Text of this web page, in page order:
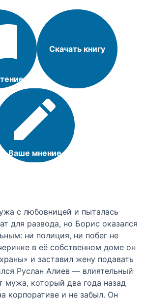
Скачать книгу
Ваше мнение
с любовницей и пыталась
для развода, но Борис оказался
ни полиция, ни побег не
в её собственном доме он
и заставил жену подавать
Руслан Алиев — влиятельный
мужа, который два года назад
корпоративе и не забыл. Он